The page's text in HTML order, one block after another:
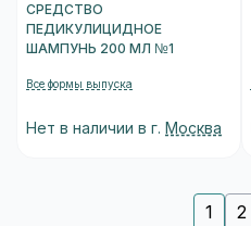
СРЕДСТВО
ПЕДИКУЛИЦИДНОЕ
ШАМПУНЬ 200 МЛ №1
Все формы выпуска
Нет в наличии в г. Москва
1 2